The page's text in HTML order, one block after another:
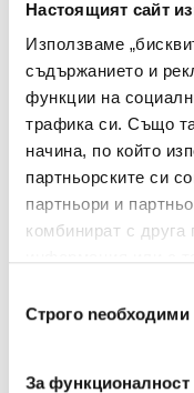
Настоящият сайт
Използваме
съдържанието и
функции на
трафика си. Също
начина, по който
партньорските си
партньори и
комбинират с друга
наСтрого nеобходими
За функционалност
енергия или